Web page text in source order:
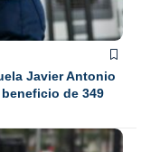
Javier Antonio
de 349